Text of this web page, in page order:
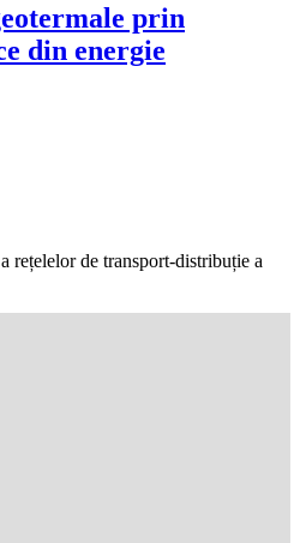
prin
din energie
rețelelor de transport-distribuție a